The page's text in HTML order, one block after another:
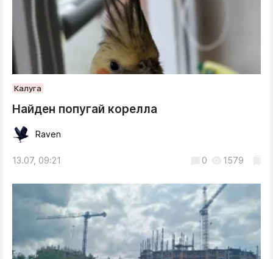
Калуга
Найден попугай корелла
Raven
13.07, 09:21 0 1579